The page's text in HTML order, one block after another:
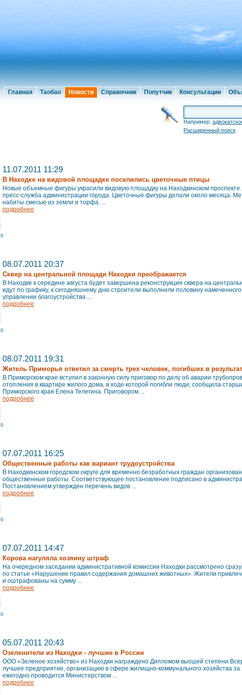
Главная Таобао Новости Справочник Попутчик Консультации
Например:
Расширенный поиск
11.07.2011 11:29
В Находке на видовой площадке поселились цветочные птицы
Новые объемные фигуры украсили видовую площадку на Находкинском
пресс-служба администрации города. Цветочные фигуры делали около месяца.
набиты смесью из земли и торфа. ...
подробнее
0
08.07.2011 20:37
Сквер на центральной площади Находки преображается
В Находке к середине августа будет завершена реконструкция сквера на
идут по графику, к сегодняшнему дню строители выполнили половину
управлении благоустройства ...
подробнее
0
08.07.2011 19:31
Житель Приморья ответил за смерть трех человек, погибших в
В Приморском крае вступил в законную силу приговор по делу об аварии
отопления в квартире жилого дома, в ходе которой погибли люди, сообщила
Приморского края Елена Телегина. Приговором ...
подробнее
0
07.07.2011 16:25
Общественные работы как вариант трудоустройства
В Находкинском городском округе для временно безработных граждан
общественные работы. Соответствующее постановление подписано в
Постановлением утвержден перечень видов ...
подробнее
0
07.07.2011 14:47
Корова нагуляла хозяину штраф
На очередном заседании административной комиссии Находки рассмотрено сразу
по статье «Нарушение правил содержания домашних животных». Жители
и оштрафованы на сумму ...
подробнее
0
05.07.2011 20:43
Озеленители из Находки - лучшие в России
ООО «Зеленое хозяйство» из Находки награждено Дипломом высшей степени
лучшее предприятие, организацию в сфере жилищно-коммунального хозяйства за
ежегодно проводится Министерством ...
подробнее